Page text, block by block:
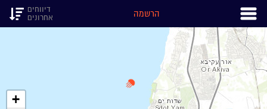
הרשמה
דיווחים
אחרונים
+